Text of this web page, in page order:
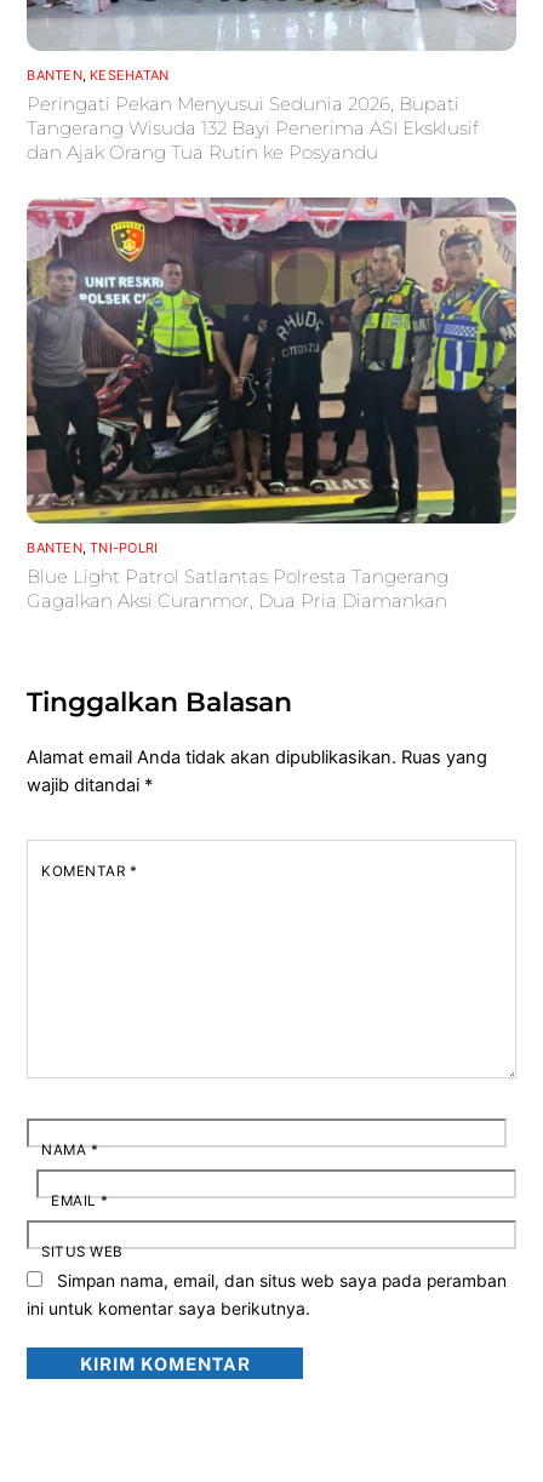
BANTEN, KESEHATAN
Peringati Pekan Menyusui Sedunia 2026, Bupati
Tangerang Wisuda 132 Bayi Penerima ASI Eksklusif
dan Ajak Orang Tua Rutin ke Posyandu
BANTEN,TNI-POLRI
Blue Light Patrol Satlantas Polresta Tangerang
Gagalkan Aksi Curanmor, Dua Pria Diamankan
Tinggalkan Balasan
Alamat email Anda tidak akan dipublikasikan. Ruas yang
wajib ditandai *
KOMENTAR *
NAMA*
EMAIL*
SITUS WEB
Simpan nama, email, dan situs web saya pada peramban
ini untuk komentar saya berikutnya.